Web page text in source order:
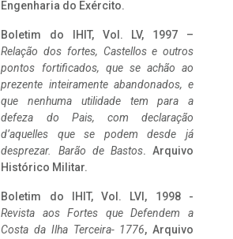
Engenharia do Exército.
Boletim do IHIT, Vol. LV, 1997 –
Relação dos fortes, Castellos e outros
pontos fortificados, que se achão ao
prezente inteiramente abandonados, e
que nenhuma utilidade tem para a
defeza do Pais, com declaração
d’aquelles que se podem desde já
desprezar. Barão de Bastos. Arquivo
Histórico Militar.
Boletim do IHIT, Vol. LVI, 1998 -
Revista aos Fortes que Defendem a
Costa da Ilha Terceira- 1776, Arquivo